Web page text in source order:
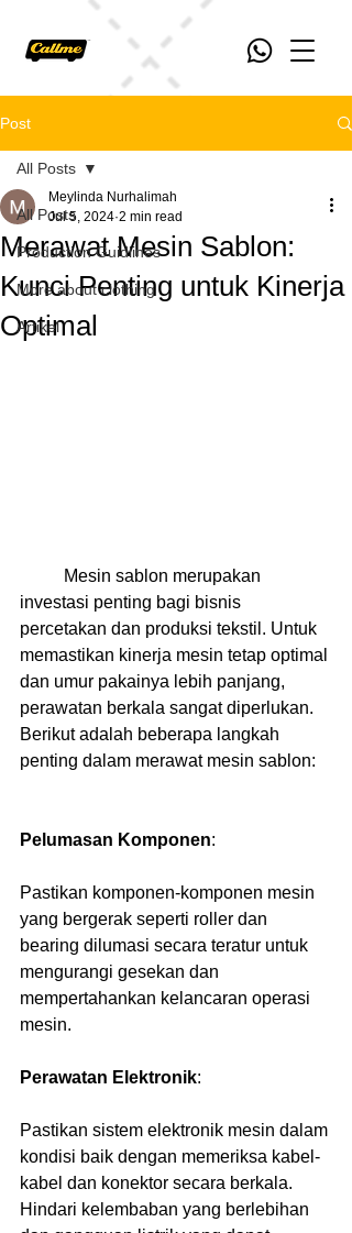
Post
All Posts
Production Guidlines
More about clothing
Artikel
All Posts
Merawat Mesin Sablon:
Kunci Penting untuk Kinerja
Optimal
Meylinda Nurhalimah
Jul 5, 2024 2 min read
investasi penting bagi bisnis
percetakan dan produksi tekstil. Untuk
memastikan kinerja mesin tetap optimal
dan umur pakainya lebih panjang,
perawatan berkala sangat diperlukan.
Berikut adalah beberapa langkah
penting dalam merawat mesin sablon:
Pelumasan Komponen:
Pastikan komponen-komponen mesin
yang bergerak seperti roller dan
bearing dilumasi secara teratur untuk
mengurangi gesekan dan
mempertahankan kelancaran operasi
mesin.
Perawatan Elektronik:
Pastikan sistem elektronik mesin dalam
kondisi baik dengan memeriksa kabel-
kabel dan konektor secara berkala.
Hindari kelembaban yang berlebihan